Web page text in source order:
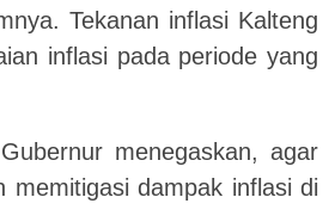
Tekanan inflasi Kalteng
inflasi pada periode yang
menegaskan, agar
memitigasi dampak inflasi di